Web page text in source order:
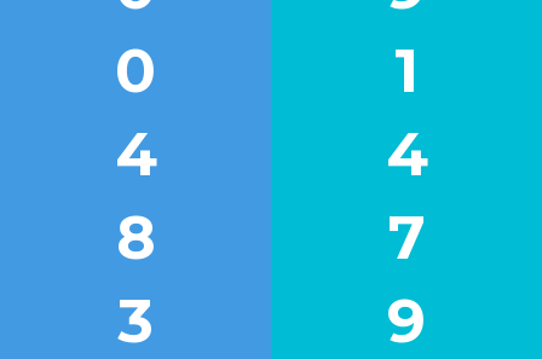
0
4
8
3
1
4
7
9